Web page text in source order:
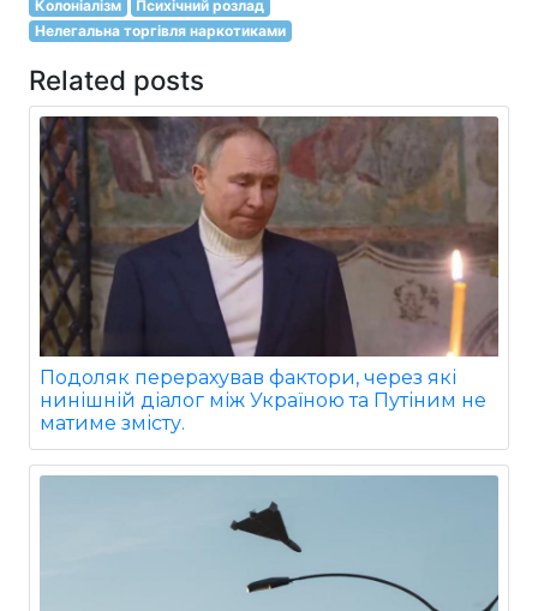
Колоніалізм
Психічний розлад
Нелегальна торгівля наркотиками
Related posts
Подоляк перерахував фактори, через які
нинішній діалог між Україною та Путіним не
матиме змісту.